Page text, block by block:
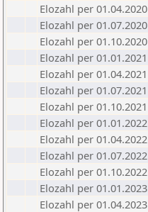
Elozahl per 01.04.2020
Elozahl per 01.07.2020
Elozahl per 01.10.2020
Elozahl per 01.01.2021
Elozahl per 01.04.2021
Elozahl per 01.07.2021
Elozahl per 01.10.2021
Elozahl per 01.01.2022
Elozahl per 01.04.2022
Elozahl per 01.07.2022
Elozahl per 01.10.2022
Elozahl per 01.01.2023
Elozahl per 01.04.2023